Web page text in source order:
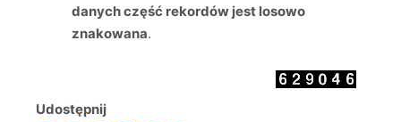
danych część rekordów jest losowo
znakowana.
Udostępnij